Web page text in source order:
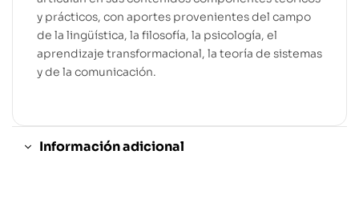
y prácticos, con aportes provenientes del campo
de la lingüística, la filosofía, la psicología, el
aprendizaje transformacional, la teoría de sistemas
y de la comunicación.
Información adicional